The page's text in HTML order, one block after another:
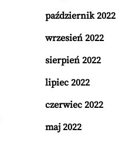
październik 2022
wrzesień 2022
sierpień 2022
lipiec 2022
czerwiec 2022
maj 2022